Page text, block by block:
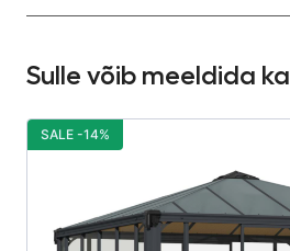
Sulle võib meeldida ka
SALE -14%